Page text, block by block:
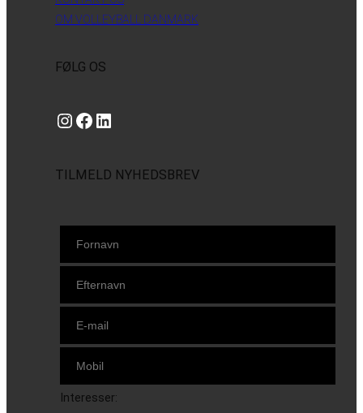
OM VOLLEYBALL DANMARK
FØLG OS
Instagram https://www.facebook.com/danishbeachvolleytour LinkedIn
TILMELD NYHEDSBREV
Interesser: